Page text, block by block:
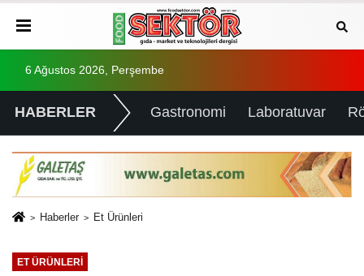
6 Ağustos 2026, Perşembe
HABERLER Gastronomi Laboratuvar
Haberler Et Ürünleri
ET ÜRÜNLERI